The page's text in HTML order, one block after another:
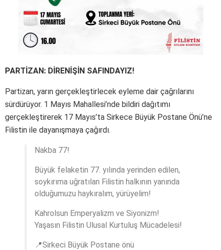
PARTİZAN: DİRENİŞİN SAFINDAYIZ!
Partizan, yarın gerçekleştirlecek eyleme dair çağrılarını
sürdürüyor. 1 Mayıs Mahallesi’nde bildiri dağıtımı
gerçekleştirerek 17 Mayıs’ta Sirkece Büyük Postane Önü’ne
Filistin ile dayanışmaya çağırdı.
Nakba 77!
Büyük felaketin 77. yılında yerinden edilen,
soykırıma uğratılan Filistin halkının yanında
olduğumuzu haykıralım, yürüyelim!
Kahrolsun Emperyalizm ve Siyonizm!
Yaşasın Filistin Ulusal Kurtuluş Mücadelesi!
📍Sirkeci Büyük Postane önü